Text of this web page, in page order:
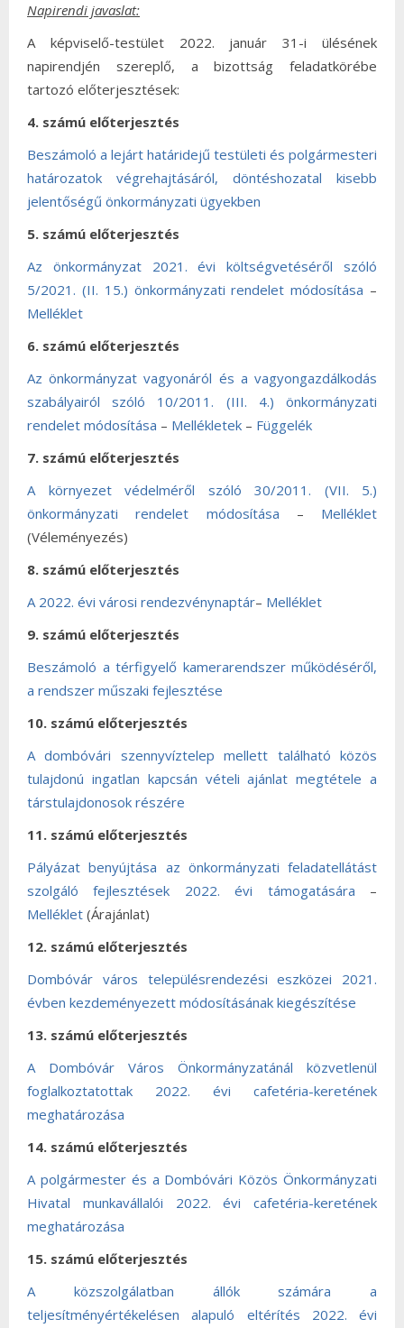
Napirendi javaslat:
A képviselő-testület 2022. január 31-i ülésének
napirendjén szereplő, a bizottság feladatkörébe
tartozó előterjesztések:
4. számú előterjesztés
Beszámoló a lejárt határidejű testületi és polgármesteri
határozatok végrehajtásáról, döntéshozatal kisebb
jelentőségű önkormányzati ügyekben
5. számú előterjesztés
Az önkormányzat 2021. évi költségvetéséről szóló
5/2021. (II. 15.) önkormányzati rendelet módosítása –
Melléklet
6. számú előterjesztés
Az önkormányzat vagyonáról és a vagyongazdálkodás
szabályairól szóló 10/2011. (III. 4.) önkormányzati
rendelet módosítása – Mellékletek – Függelék
7. számú előterjesztés
A környezet védelméről szóló 30/2011. (VII. 5.)
önkormányzati rendelet módosítása – Melléklet
(Véleményezés)
8. számú előterjesztés
A 2022. évi városi rendezvénynaptár– Melléklet
9. számú előterjesztés
Beszámoló a térfigyelő kamerarendszer működéséről,
a rendszer műszaki fejlesztése
10. számú előterjesztés
A dombóvári szennyvíztelep mellett található közös
tulajdonú ingatlan kapcsán vételi ajánlat megtétele a
társtulajdonosok részére
11. számú előterjesztés
Pályázat benyújtása az önkormányzati feladatellátást
szolgáló fejlesztések 2022. évi támogatására –
Melléklet (Árajánlat)
12. számú előterjesztés
Dombóvár város településrendezési eszközei 2021.
évben kezdeményezett módosításának kiegészítése
13. számú előterjesztés
A Dombóvár Város Önkormányzatánál közvetlenül
foglalkoztatottak 2022. évi cafetéria-keretének
meghatározása
14. számú előterjesztés
A polgármester és a Dombóvári Közös Önkormányzati
Hivatal munkavállalói 2022. évi cafetéria-keretének
meghatározása
15. számú előterjesztés
A közszolgálatban állók számára a
teljesítményértékelésen alapuló eltérítés 2022. évi